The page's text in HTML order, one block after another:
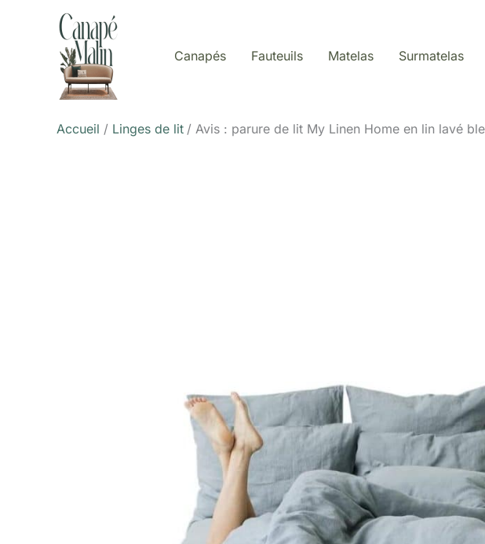
Canapés Fauteuils Matelas Surmatelas
Accueil Linges de lit Avis : parure de lit My Linen Home en lin lavé